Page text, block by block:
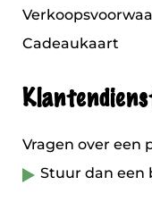
Cadeaukaart
Vragen over een
Stuur dan een